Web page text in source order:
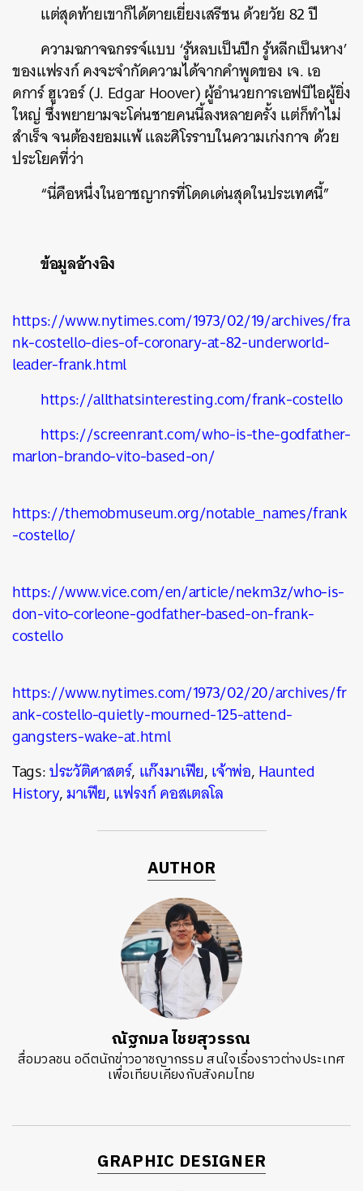
แต่สุดท้ายเขาก็ได้ตายเยี่ยงเสรีชน ด้วยวัย 82 ปี
ความฉกาจฉกรรจ์แบบ ‘รู้หลบเป็นปีก รู้หลีกเป็นหาง’
ของแฟรงก์ คงจะจำกัดความได้จากคำพูดของ เจ. เอ
ดการ์ ฮูเวอร์ (J. Edgar Hoover) ผู้อำนวยการเอฟบีไอผู้ยิ่ง
ใหญ่ ซึ่งพยายามจะโค่นชายคนนี้ลงหลายครั้ง แต่ก็ทำไม่
สำเร็จ จนต้องยอมแพ้ และศิโรราบในความเก่งกาจ ด้วย
ประโยคที่ว่า
“นี่คือหนึ่งในอาชญากรที่โดดเด่นสุดในประเทศนี้”
ข้อมูลอ้างอิง
https://www.nytimes.com/1973/02/19/archives/fra
nk-costello-dies-of-coronary-at-82-underworld-
leader-frank.html
https://allthatsinteresting.com/frank-costello
https://screenrant.com/who-is-the-godfather-
marlon-brando-vito-based-on/
https://themobmuseum.org/notable_names/frank
-costello/
https://www.vice.com/en/article/nekm3z/who-is-
don-vito-corleone-godfather-based-on-frank-
costello
https://www.nytimes.com/1973/02/20/archives/fr
ank-costello-quietly-mourned-125-attend-
gangsters-wake-at.html
Tags:ประวัติศาสตร์, แก๊งมาเฟีย,เจ้าพ่อ,Haunted
History,มาเฟีย,แฟรงก์ คอสเตลโล
AUTHOR
ณัฐกมล ไชยสุวรรณ
สื่อมวลชน อดีตนักข่าวอาชญากรรม สนใจเรื่องราวต่างประเทศ
เพื่อเทียบเคียงกับสังคมไทย
GRAPHIC DESIGNER